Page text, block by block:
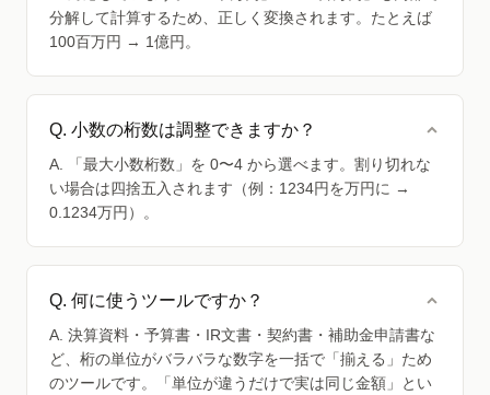
分解して計算するため、正しく変換されます。たとえば
100百万円 → 1億円。
Q. 小数の桁数は調整できますか？
A. 「最大小数桁数」を 0〜4 から選べます。割り切れな
い場合は四捨五入されます（例：1234円を万円に →
0.1234万円）。
Q. 何に使うツールですか？
A. 決算資料・予算書・IR文書・契約書・補助金申請書な
ど、桁の単位がバラバラな数字を一括で「揃える」ため
のツールです。「単位が違うだけで実は同じ金額」とい